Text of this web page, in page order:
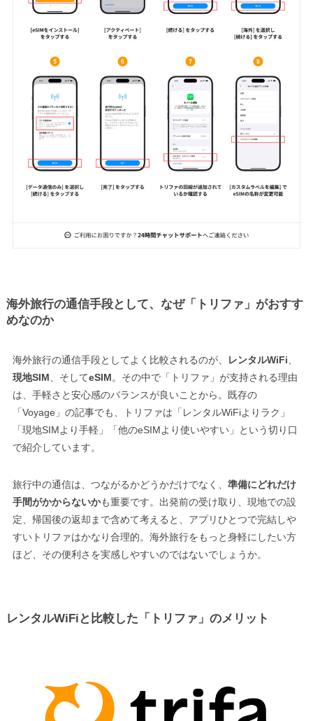
海外旅行の通信手段として、なぜ「トリファ」がおすす
めなのか
海外旅行の通信手段としてよく比較されるのが、 レンタルWiFi
現地SIM 、そしてeSIM。その中で「トリファ」が支持される理由
は、手軽さと安心感のバランスが良いことから。既存の
「Voyage」の記事でも、トリファは「レンタルWiFiよりラク」
「現地SIMより手軽」「他のeSIMより使いやすい」という切り口
で紹介しています。
旅行中の通信は、つながるかどうかだけでなく、 準備にどれだけ
手間がかからないかも重要です。出発前の受け取り、現地での設
定、帰国後の返却まで含めて考えると、アプリひとつで完結しや
すいトリファはかなり合理的。海外旅行をもっと身軽にしたい方
ほど、その便利さを実感しやすいのではないでしょうか。
レンタルWiFiと比較した「トリファ」のメリット